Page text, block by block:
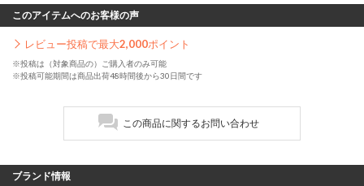
このアイテムへのお客様の声
レビュー投稿で最大2,000ポイント
※投稿は（対象商品の）ご購入者のみ可能
※投稿可能期間は商品出荷48時間後から30日間です
この商品に関するお問い合わせ
ブランド情報